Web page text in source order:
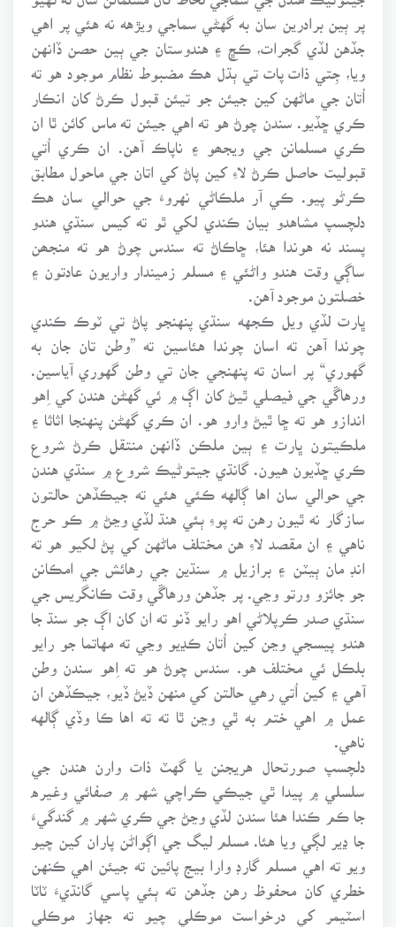
پر ٻين برادرين سان به گهڻي سماجي ويڙهه نه هئي پر اهي
جڏهن لڏي گجرات، ڪڇ ۽ هندوستان جي ٻين حصن ڏانهن
ويا، جِتي ذات پات تي ٻڌل هڪ مضبوط نظام موجود هو ته
اُتان جي ماڻهن کين جيئن جو تيئن قبول ڪرڻ کان انڪار
ڪري ڇڏيو. سندن چوڻ هو ته اهي جيئن ته ماس کائن ٿا ان
ڪري مسلمانن جي ويجھو ۽ ناپاڪ آهن. ان ڪري اُتي
قبوليت حاصل ڪرڻ لاءِ کين پاڻ کي اتان جي ماحول مطابق
ڪرڻو پيو. ڪي آر ملڪاڻي نهروءَ جي حوالي سان هڪ
دلچسپ مشاهدو بيان ڪندي لکي ٿو ته کيس سنڌي هندو
پسند نه هوندا هئا، ڇاڪاڻ ته سندس چوڻ هو ته منجھن
ساڳي وقت هندو واڻئي ۽ مسلم زميندار واريون عادتون ۽
خصلتون موجود آهن.
ڀارت لڏي ويل ڪجهه سنڌي پنهنجو پاڻ تي ٽوڪ ڪندي
چوندا آهن ته اسان چوندا هئاسين ته ”وطن تان جان به
گهوري“ پر اسان ته پنهنجي جان تي وطن گهوري آياسين.
ورهاڱي جي فيصلي ٿيڻ کان اڳ ۾ ئي گهڻن هندن کي اِهو
اندازو هو ته ڇا ٿيڻ وارو هو. ان ڪري گهڻن پنهنجا اثاثا ۽
ملڪيتون ڀارت ۽ ٻين ملڪن ڏانهن منتقل ڪرڻ شروع
ڪري ڇڏيون هيون. گانڌي جيتوڻيڪ شروع ۾ سنڌي هندن
جي حوالي سان اها ڳالهه ڪئي هئي ته جيڪڏهن حالتون
سازگار نه ٿيون رهن ته پوءِ ٻئي هنڌ لڏي وڃڻ ۾ ڪو حرج
ناهي ۽ ان مقصد لاءِ هن مختلف ماڻهن کي پڻ لکيو هو ته
انڊ مان ٻيٽن ۽ برازيل ۾ سنڌين جي رهائش جي امڪانن
جو جائزو ورتو وڃي. پر جڏهن ورهاڱي وقت ڪانگريس جي
سنڌي صدر ڪرپلاڻي اهو رايو ڏنو ته ان کان اڳ جو سنڌ جا
هندو پيسجي وڃن کين اُتان ڪڍيو وڃي ته مهاتما جو رايو
بلڪل ئي مختلف هو. سندس چوڻ هو ته اِهو سندن وطن
آهي ۽ کين اُتي رهي حالتن کي منهن ڏيڻ ڏيو، جيڪڏهن ان
عمل ۾ اهي ختم به ٿي وڃن ٿا ته ته اها ڪا وڏي ڳالهه
ناهي.
دلچسپ صورتحال هريجنن يا گهٽ ذات وارن هندن جي
سلسلي ۾ پيدا ٿي جيڪي ڪراچي شهر ۾ صفائي وغيره
جا ڪم ڪندا هئا سندن لڏي وڃڻ جي ڪري شهر ۾ گندگيءَ
جا ڍير لڳي ويا هئا. مسلم ليگ جي اڳواڻن پاران کين چيو
ويو ته اهي مسلم گارڊ وارا بيج پائين ته جيئن اهي ڪنهن
خطري کان محفوظ رهن جڏهن ته ٻئي پاسي گانڌيءَ ٽاٽا
اسٽيمر کي درخواست موڪلي چيو ته جهاز موڪلي